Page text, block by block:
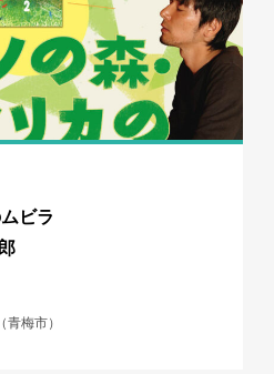
ビラ
梅市）